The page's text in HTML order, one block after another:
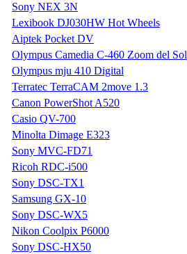
Sony NEX 3N
Lexibook DJ030HW Hot Wheels
Aiptek Pocket DV
Olympus Camedia C-460 Zoom del Sol
Olympus mju 410 Digital
Terratec TerraCAM 2move 1.3
Canon PowerShot A520
Casio QV-700
Minolta Dimage E323
Sony MVC-FD71
Ricoh RDC-i500
Sony DSC-TX1
Samsung GX-10
Sony DSC-WX5
Nikon Coolpix P6000
Sony DSC-HX50